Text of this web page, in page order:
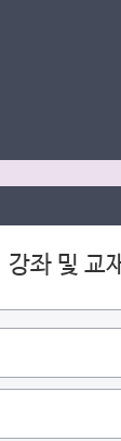
강좌 및 교